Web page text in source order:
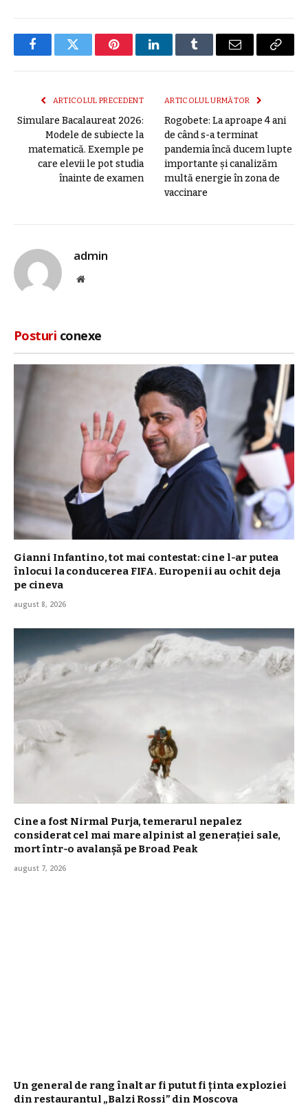
FacebookTwitter PinterestLinkedInTumblr E-
ARTICOLUL PRECEDENT
Simulare Bacalaureat 2026:
Modele de subiecte la
matematică. Exemple pe
care elevii le pot studia
înainte de examen
ARTICOLUL URMĂTOR
Rogobete: La aproape 4 ani
de când s-a terminat
pandemia încă ducem lupte
importante şi canalizăm
multă energie în zona de
vaccinare
admin
Site
Posturi conexe
Gianni Infantino, tot mai contestat: cine l-ar putea
înlocui la conducerea FIFA. Europenii au ochit deja
pe cineva
august 8, 2026
Cine a fost Nirmal Purja, temerarul nepalez
considerat cel mai mare alpinist al generației sale,
mort într-o avalanșă pe Broad Peak
august 7, 2026
Un general de rang înalt ar fi putut fi ținta exploziei
din restaurantul „Balzi Rossi” din Moscova